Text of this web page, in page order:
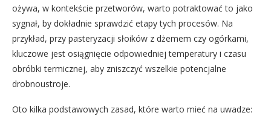
ożywa, w kontekście przetworów, warto potraktować to jako
sygnał, by dokładnie sprawdzić etapy tych procesów. Na
przykład, przy pasteryzacji słoików z dżemem czy ogórkami,
kluczowe jest osiągnięcie odpowiedniej temperatury i czasu
obróbki termicznej, aby zniszczyć wszelkie potencjalne
drobnoustroje.
Oto kilka podstawowych zasad, które warto mieć na uwadze: